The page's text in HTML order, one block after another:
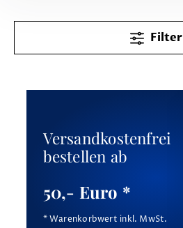
Filter
Versandkostenfrei
bestellen ab
50,- Euro *
* Warenkorbwert inkl. MwSt.